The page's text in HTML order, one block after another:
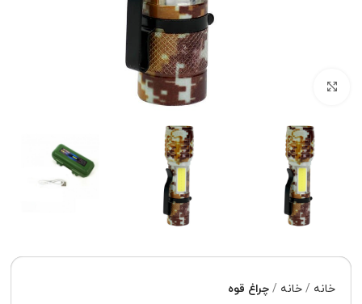
خانه خانه چراغ قوه